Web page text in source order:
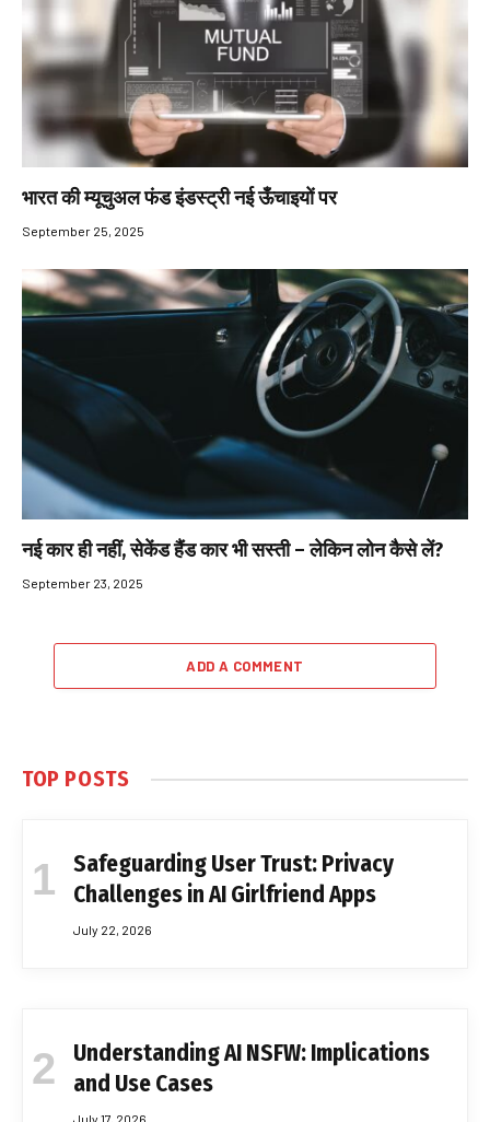
भारत की म्यूचुअल फंड इंडस्ट्री नई ऊँचाइयों पर
September 25, 2025
नई कार ही नहीं, सेकेंड हैंड कार भी सस्ती – लेकिन लोन कैसे लें?
September 23, 2025
ADD A COMMENT
TOP POSTS
Safeguarding User Trust: Privacy
Challenges in AI Girlfriend Apps
July 22, 2026
Understanding AI NSFW: Implications
and Use Cases